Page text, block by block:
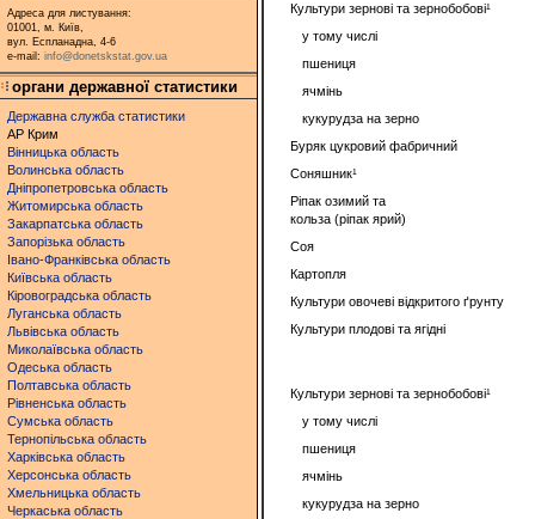
Адреса для листування:
01001, м. Київ,
вул. Еспланадна, 4-6
e-mail: info@donetskstat.gov.ua
органи державної статистики
Державна служба статистики
АР Крим
Вінницька область
Волинська область
Дніпропетровська область
Житомирська область
Закарпатська область
Запорізька область
Івано-Франківська область
Київська область
Кіровоградська область
Луганська область
Львівська область
Миколаївська область
Одеська область
Полтавська область
Рівненська область
Сумська область
Тернопільська область
Харківська область
Херсонська область
Хмельницька область
Черкаська область
Культури зернові та зернобобові¹
у тому числі
пшениця
ячмінь
кукурудза на зерно
Буряк цукровий фабричний
Соняшник¹
Ріпак озимий та
кольза (ріпак ярий)
Соя
Картопля
Культури овочеві відкритого ґрунту
Культури плодові та ягідні
Культури зернові та зернобобові¹
у тому числі
пшениця
ячмінь
кукурудза на зерно